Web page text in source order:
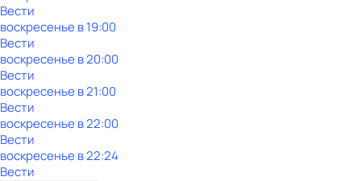
Вести
воскресенье в19:00
Вести
воскресенье в20:00
Вести
воскресенье в21:00
Вести
воскресенье в22:00
Вести
воскресенье в22:24
Вести